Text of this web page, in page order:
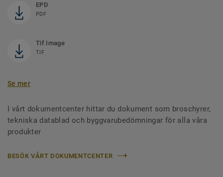
EPD
PDF
Tif Image
TIF
Se mer
I vårt dokumentcenter hittar du dokument som broschyrer,
tekniska datablad och byggvarubedömningar för alla våra
produkter
BESÖK VÅRT DOKUMENTCENTER